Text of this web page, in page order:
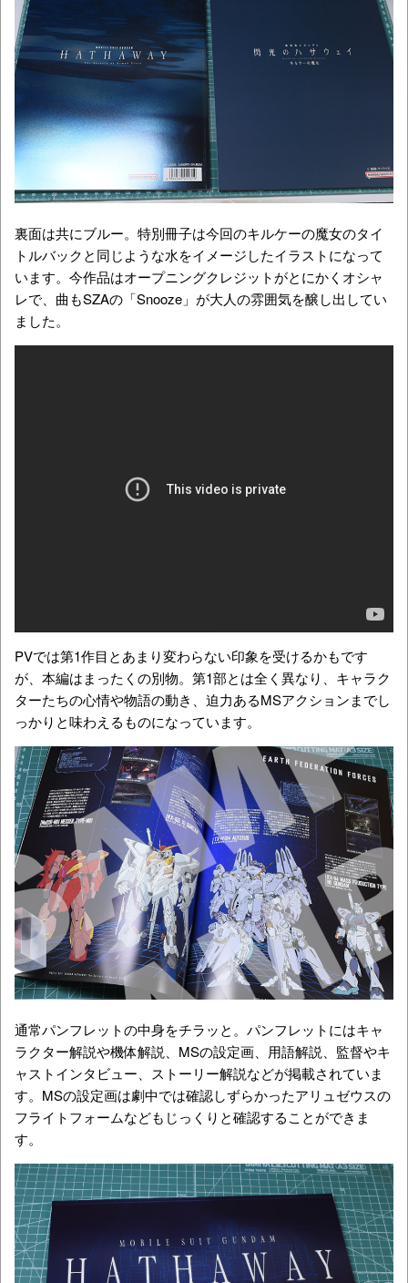
裏面は共にブルー。特別冊子は今回のキルケーの魔女のタイ
トルバックと同じような水をイメージしたイラストになって
います。今作品はオープニングクレジットがとにかくオシャ
レで、曲もSZAの「Snooze」が大人の雰囲気を醸し出してい
ました。
PVでは第1作目とあまり変わらない印象を受けるかもです
が、本編はまったくの別物。第1部とは全く異なり、キャラク
ターたちの心情や物語の動き、迫力あるMSアクションまでし
っかりと味わえるものになっています。
通常パンフレットの中身をチラッと。パンフレットにはキャ
ラクター解説や機体解説、MSの設定画、用語解説、監督やキ
ャストインタビュー、ストーリー解説などが掲載されていま
す。MSの設定画は劇中では確認しずらかったアリュゼウスの
フライトフォームなどもじっくりと確認することができま
す。